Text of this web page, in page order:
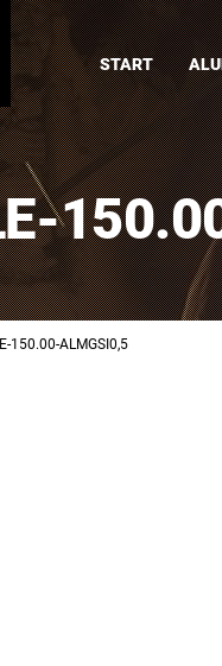
START
150.00-ALMGSI0,5